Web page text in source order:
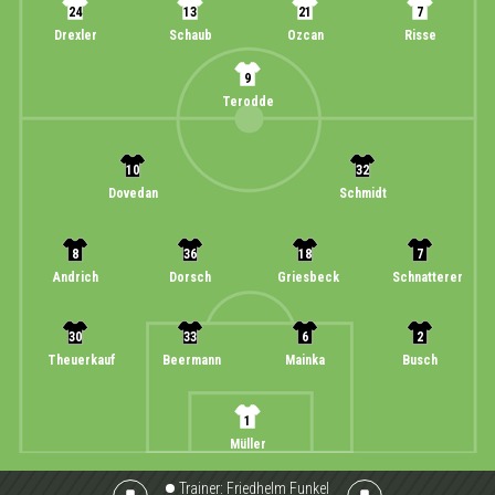
7
Risse
21
Ozcan
13
Schaub
24
Drexler
9
Terodde
32
Schmidt
10
Dovedan
7
Schnatterer
18
Griesbeck
36
Dorsch
8
Andrich
2
Busch
6
Mainka
33
Beermann
30
Theuerkauf
1
Müller
Trainer: Friedhelm Funkel